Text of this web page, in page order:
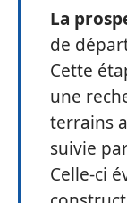
La
de
Cette
une
terrains
suivie
Celle-ci